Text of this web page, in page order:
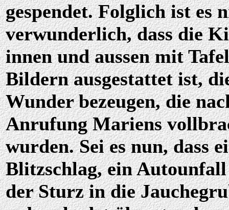
gespendet. Folglich ist es
verwunderlich, dass die
innen und aussen mit
Bildern ausgestattet ist,
Wunder bezeugen, die
Anrufung Mariens
wurden. Sei es nun, dass
Blitzschlag, ein
der Sturz in die